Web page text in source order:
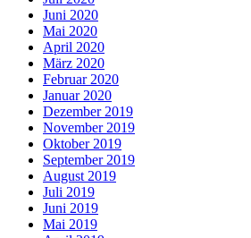
Juni 2020
Mai 2020
April 2020
März 2020
Februar 2020
Januar 2020
Dezember 2019
November 2019
Oktober 2019
September 2019
August 2019
Juli 2019
Juni 2019
Mai 2019